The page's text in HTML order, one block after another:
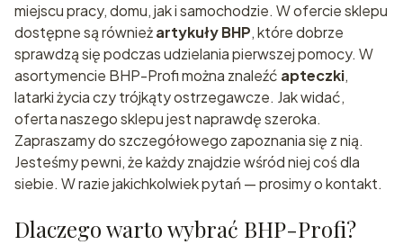
miejscu pracy, domu, jak i samochodzie. W ofercie sklepu
dostępne są równieżartykuły BHP, które dobrze
sprawdzą się podczas udzielania pierwszej pomocy. W
asortymencie BHP-Profi można znaleźć apteczki,
latarki życia czy trójkąty ostrzegawcze. Jak widać,
oferta naszego sklepu jest naprawdę szeroka.
Zapraszamy do szczegółowego zapoznania się z nią.
Jesteśmy pewni, że każdy znajdzie wśród niej coś dla
siebie. W razie jakichkolwiek pytań — prosimy o kontakt.
Dlaczego warto wybrać BHP-Profi?